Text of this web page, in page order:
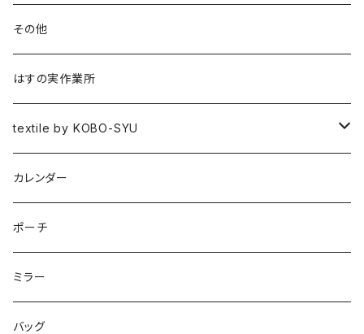
書籍
作品集
図録
その他
はすの実作業所
textile by KOBO-SYU
HISASHI IGARASHI
カレンダー
ポーチ
ミラー
バッグ